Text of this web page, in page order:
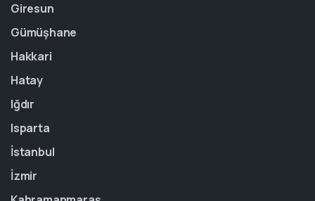
Giresun
Gümüşhane
Hakkari
Hatay
Iğdır
Isparta
İstanbul
İzmir